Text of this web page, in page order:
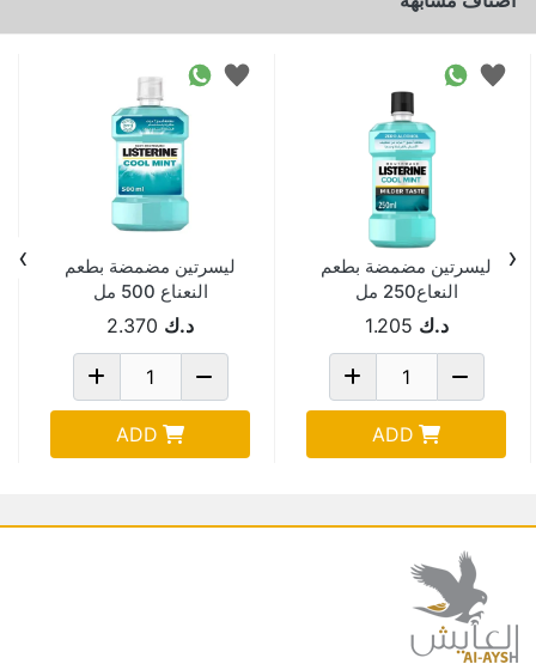
ليسرتين مضمضة بطعم
النعاع250 مل
د.ك 1.205
ADD
ليسرتين مضمضة بطعم
النعناع 500 مل
د.ك 2.370
ADD
‹
›